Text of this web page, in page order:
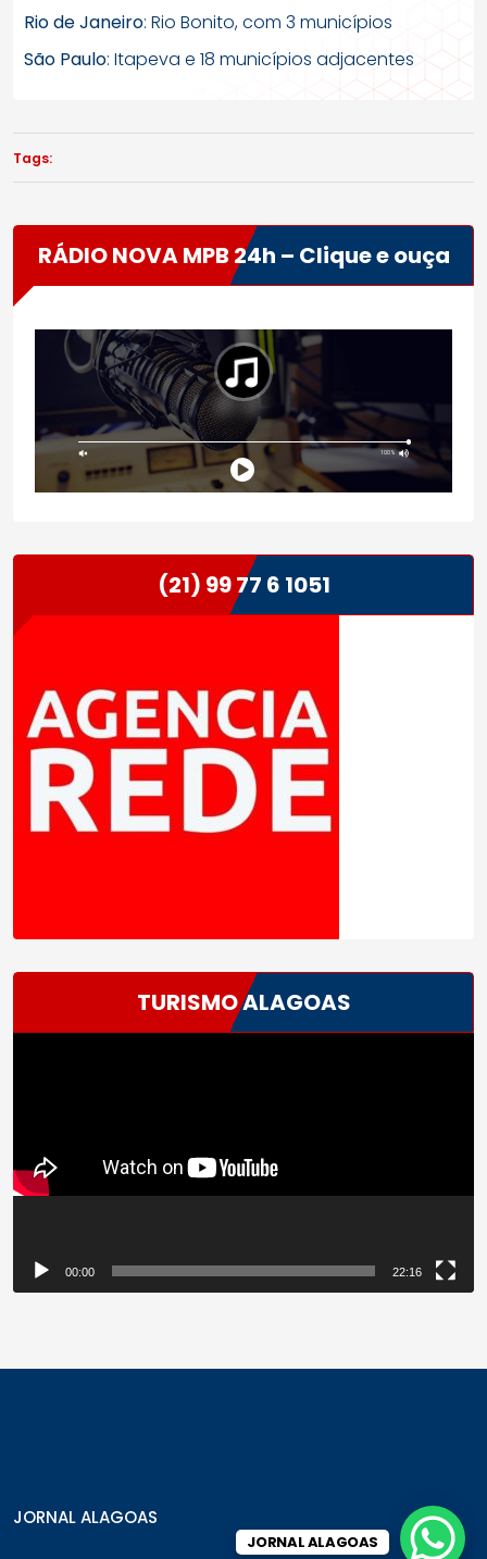
Rio de Janeiro: Rio Bonito, com 3 municípios
São Paulo: Itapeva e 18 municípios adjacentes
Tags:
RÁDIO NOVA MPB 24h – Clique e ouça
(21) 99 77 6 1051
TURISMO ALAGOAS
00:00 22:16
JORNAL ALAGOAS
JORNAL ALAGOAS